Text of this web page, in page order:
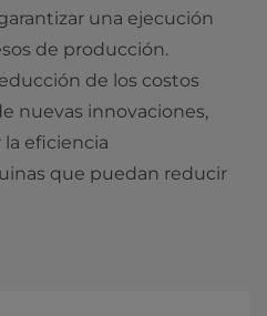
una ejecución
de producción.
de los costos
nuevas innovaciones,
eficiencia
que puedan reducir